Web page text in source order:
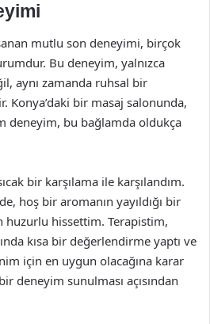
mutlu son deneyimi, birçok
Bu deneyim, yalnızca
aynı zamanda ruhsal bir
Konya’daki bir masaj salonunda,
deneyim, bu bağlamda oldukça
bir karşılama ile karşılandım.
hoş bir aromanın yayıldığı bir
hissettim. Terapistim,
kısa bir değerlendirme yaptı ve
için en uygun olacağına karar
deneyim sunulması açısından